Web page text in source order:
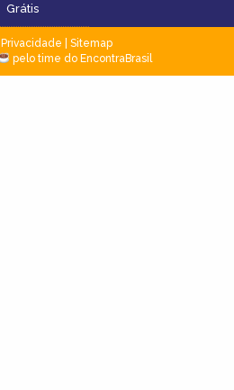
Grátis
Privacidade
Sitemap
pelo time do EncontraBrasil